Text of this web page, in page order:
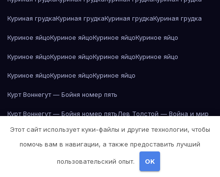
Куриная грудкаКуриная грудкаКуриная грудкаКуриная грудка
Куриное яйцоКуриное яйцоКуриное яйцоКуриное яйцо
Куриное яйцоКуриное яйцоКуриное яйцоКуриное яйцо
Куриное яйцоКуриное яйцоКуриное яйцо
Курт Воннегут — Бойня номер пять
Курт Воннегут — Бойня номер пятьЛев Толстой — Война и мир
Лев Толстой — Война и мирЛев Толстой — Война и мир
Лев Толстой — Война и мир
Лев Толстой — Война и мир
Этот сайт использует куки-файлы и другие технологии, чтобы
помочь вам в навигации, а также предоставить лучший
пользовательский опыт. OK